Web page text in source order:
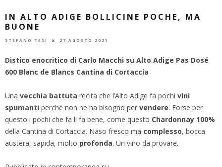
IN ALTO ADIGE BOLLICINE POCHE, MA
BUONE
STEFANO TESI 27 AGOSTO 2021
Distico enocritico di Carlo Macchi su Alto Adige Pas Dosé
600 Blanc de Blancs Cantina di Cortaccia
Una vecchia battuta recita che l’Alto Adige fa pochi vini
spumanti perché non ne ha bisogno per vendere. Forse per
questo i pochi che fa li fa bene, come questo Chardonnay 100%
della Cantina di Cortaccia. Naso fresco ma complesso, bocca
austera, sapida, molto profonda. Un vino da provare.